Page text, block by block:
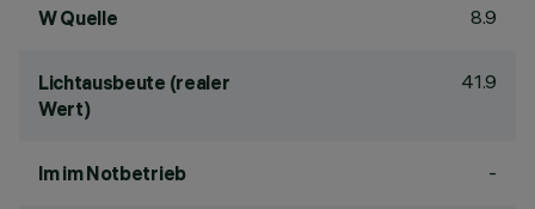
W Quelle 8.9
Lichtausbeute (realer
Wert)
41.9
lm im Notbetrieb -